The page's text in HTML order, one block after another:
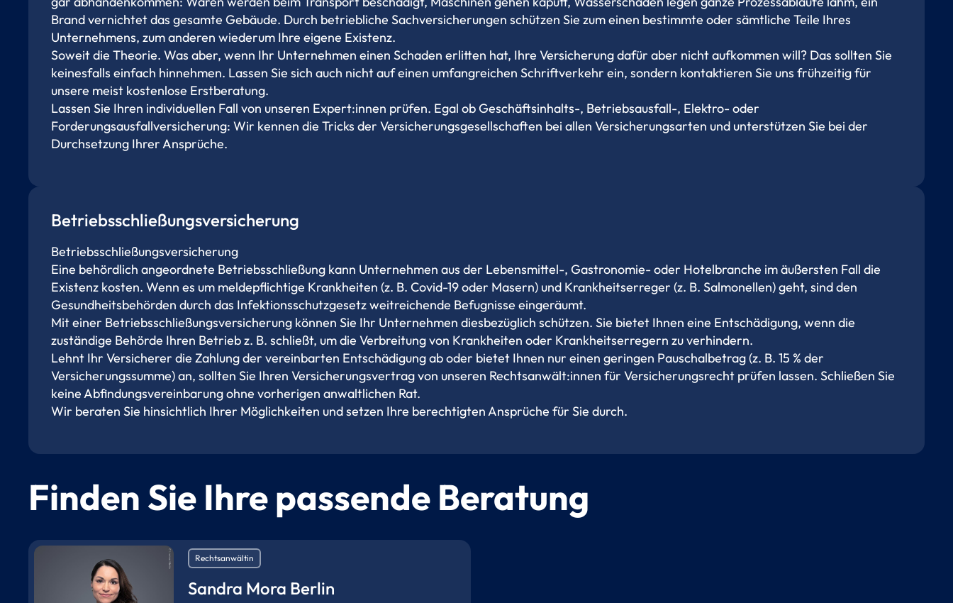
Brand vernichtet das gesamte Gebäude. Durch betriebliche Sachversicherungen schützen Sie zum einen bestimmte oder sämtliche Teile Ihres
Unternehmens, zum anderen wiederum Ihre eigene Existenz.
Soweit die Theorie. Was aber, wenn Ihr Unternehmen einen Schaden erlitten hat, Ihre Versicherung dafür aber nicht aufkommen will? Das sollten Sie
keinesfalls einfach hinnehmen. Lassen Sie sich auch nicht auf einen umfangreichen Schriftverkehr ein, sondern kontaktieren Sie uns frühzeitig für
unsere meist kostenlose Erstberatung.
Lassen Sie Ihren individuellen Fall von unseren Expert:innen prüfen. Egal ob Geschäftsinhalts-, Betriebsausfall-, Elektro- oder
Forderungsausfallversicherung: Wir kennen die Tricks der Versicherungsgesellschaften bei allen Versicherungsarten und unterstützen Sie bei der
Durchsetzung Ihrer Ansprüche.
Betriebs­schließungs­versicherung
Betriebs­schließungs­versicherung
Eine behördlich angeordnete Betriebsschließung kann Unternehmen aus der Lebensmittel-, Gastronomie- oder Hotelbranche im äußersten Fall die
Existenz kosten. Wenn es um meldepflichtige Krankheiten (z. B. Covid-19 oder Masern) und Krankheitserreger (z. B. Salmonellen) geht, sind den
Gesundheitsbehörden durch das Infektionsschutzgesetz weitreichende Befugnisse eingeräumt.
Mit einer Betriebsschließungsversicherung können Sie Ihr Unternehmen diesbezüglich schützen. Sie bietet Ihnen eine Entschädigung, wenn die
zuständige Behörde Ihren Betrieb z. B. schließt, um die Verbreitung von Krankheiten oder Krankheitserregern zu verhindern.
Lehnt Ihr Versicherer die Zahlung der vereinbarten Entschädigung ab oder bietet Ihnen nur einen geringen Pauschalbetrag (z. B. 15 % der
Versicherungssumme) an, sollten Sie Ihren Versicherungsvertrag von unseren Rechtsanwält:innen für Versicherungsrecht prüfen lassen. Schließen Sie
keine Abfindungsvereinbarung ohne vorherigen anwaltlichen Rat.
Wir beraten Sie hinsichtlich Ihrer Möglichkeiten und setzen Ihre berechtigten Ansprüche für Sie durch.
Finden Sie Ihre passende Beratung
Rechtsanwältin
Sandra Mora Berlin